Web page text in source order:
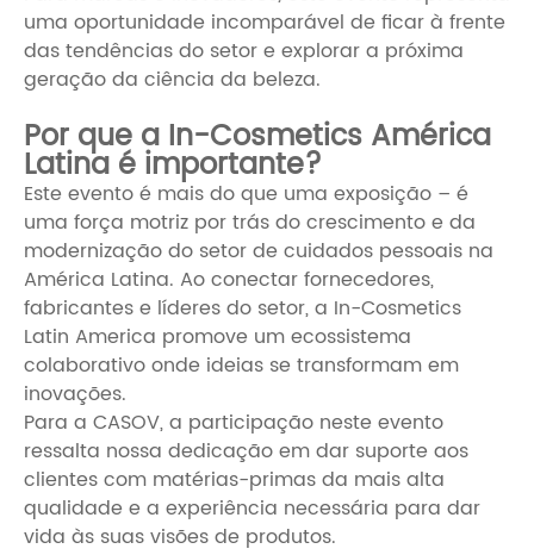
uma oportunidade incomparável de ficar à frente
das tendências do setor e explorar a próxima
geração da ciência da beleza.
Por que a In-Cosmetics América
Latina é importante?
Este evento é mais do que uma exposição – é
uma força motriz por trás do crescimento e da
modernização do setor de cuidados pessoais na
América Latina. Ao conectar fornecedores,
fabricantes e líderes do setor, a In-Cosmetics
Latin America promove um ecossistema
colaborativo onde ideias se transformam em
inovações.
Para a CASOV, a participação neste evento
ressalta nossa dedicação em dar suporte aos
clientes com matérias-primas da mais alta
qualidade e a experiência necessária para dar
vida às suas visões de produtos.